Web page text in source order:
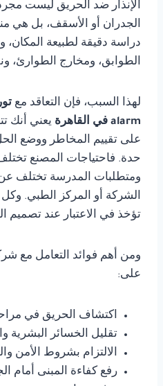
الإنذار ضد الحريق ليست مجرد
الجدران أو الأسقف، بل هي
دراسة دقيقة لطبيعة
الطوابق، ومخارج الطوارئ،
لهذا السبب، فإن التعاقد مع
alarm في القاهرة
يعني أنك
على تقييم المخاطر ووضع
حدة. فاحتياجات المصنع
ومتطلبات المدرسة تختلف
الشركة أو المركز الطبي.
تؤخذ في الاعتبار عند تصميم
ومن أهم فوائد التعامل مع
على:
اكتشاف الحريق في
تقليل الخسائر البشرية
الالتزام بشروط الأمن
رفع كفاءة المبنى أمام